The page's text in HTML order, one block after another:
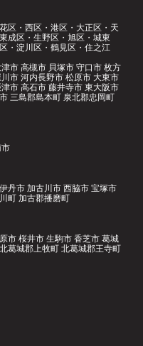
区・西区・港区・大正区・天
成区・生野区・旭区・城東
・淀川区・鶴見区・住之江
市 高槻市 貝塚市 守口市 枚方
市 河内長野市 松原市 大東市
市 高石市 藤井寺市 東大阪市
三島郡島本町 泉北郡忠岡町
丹市 加古川市 西脇市 宝塚市
町 加古郡播磨町
市 桜井市 生駒市 香芝市 葛城
葛城郡上牧町 北葛城郡王寺町